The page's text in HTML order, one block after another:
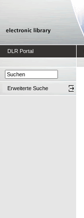
DLR Portal
Erweiterte Suche